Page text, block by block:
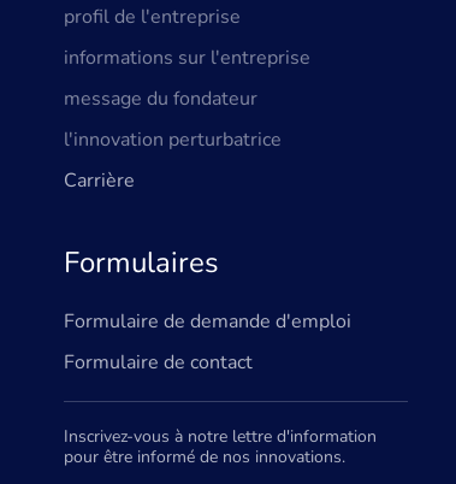
profil de l'entreprise
informations sur l'entreprise
message du fondateur
l'innovation perturbatrice
Carrière
Formulaires
Formulaire de demande d'emploi
Formulaire de contact
Inscrivez-vous à notre lettre d'information
pour être informé de nos innovations.